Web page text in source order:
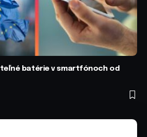
batérie v smartfónoch od